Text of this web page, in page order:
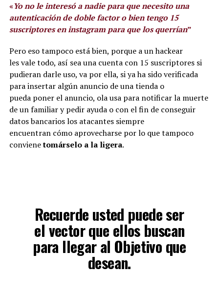
«Yo no le interesó a nadie para que necesito una
autenticación de doble factor o bien tengo 15
suscriptores en instagram para que los querrían”
Pero eso tampoco está bien, porque a un hackear
les vale todo, así sea una cuenta con 15 suscriptores si
pudieran darle uso, va por ella, si ya ha sido verificada
para insertar algún anuncio de una tienda o
pueda poner el anuncio, ola usa para notificar la muerte
de un familiar y pedir ayuda o con el fin de conseguir
datos bancarios los atacantes siempre
encuentran cómo aprovecharse por lo que tampoco
convienetomárselo a la ligera.
Recuerde usted puede ser
el vector que ellos buscan
para llegar al Objetivo que
desean.